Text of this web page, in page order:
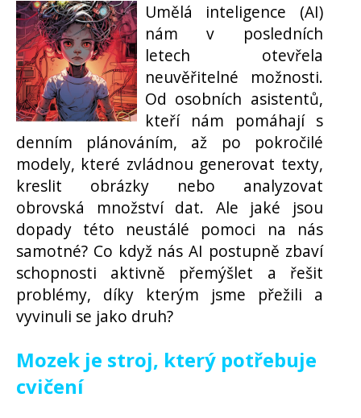
Umělá inteligence (AI)
nám v posledních
letech otevřela
neuvěřitelné možnosti.
Od osobních asistentů,
kteří nám pomáhají s
denním plánováním, až po pokročilé
modely, které zvládnou generovat texty,
kreslit obrázky nebo analyzovat
obrovská množství dat. Ale jaké jsou
dopady této neustálé pomoci na nás
samotné? Co když nás AI postupně zbaví
schopnosti aktivně přemýšlet a řešit
problémy, díky kterým jsme přežili a
vyvinuli se jako druh?
Mozek je stroj, který potřebuje
cvičení